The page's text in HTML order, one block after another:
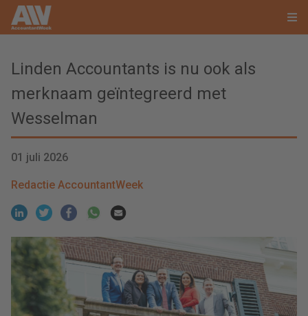
Linden Accountants is nu ook als
merknaam geïntegreerd met
Wesselman
01 juli 2026
Redactie AccountantWeek